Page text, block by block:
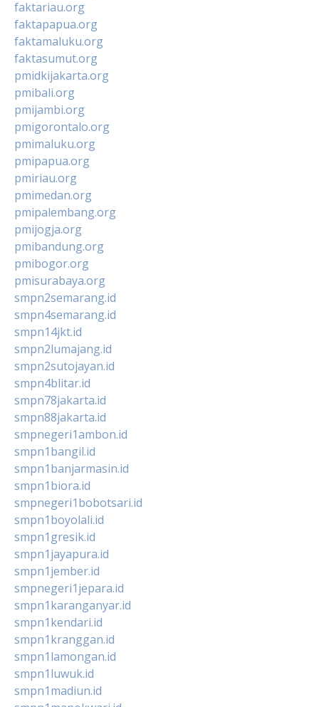
faktariau.org
faktapapua.org
faktamaluku.org
faktasumut.org
pmidkijakarta.org
pmibali.org
pmijambi.org
pmigorontalo.org
pmimaluku.org
pmipapua.org
pmiriau.org
pmimedan.org
pmipalembang.org
pmijogja.org
pmibandung.org
pmibogor.org
pmisurabaya.org
smpn2semarang.id
smpn4semarang.id
smpn14jkt.id
smpn2lumajang.id
smpn2sutojayan.id
smpn4blitar.id
smpn78jakarta.id
smpn88jakarta.id
smpnegeri1ambon.id
smpn1bangil.id
smpn1banjarmasin.id
smpn1biora.id
smpnegeri1bobotsari.id
smpn1boyolali.id
smpn1gresik.id
smpn1jayapura.id
smpn1jember.id
smpnegeri1jepara.id
smpn1karanganyar.id
smpn1kendari.id
smpn1kranggan.id
smpn1lamongan.id
smpn1luwuk.id
smpn1madiun.id